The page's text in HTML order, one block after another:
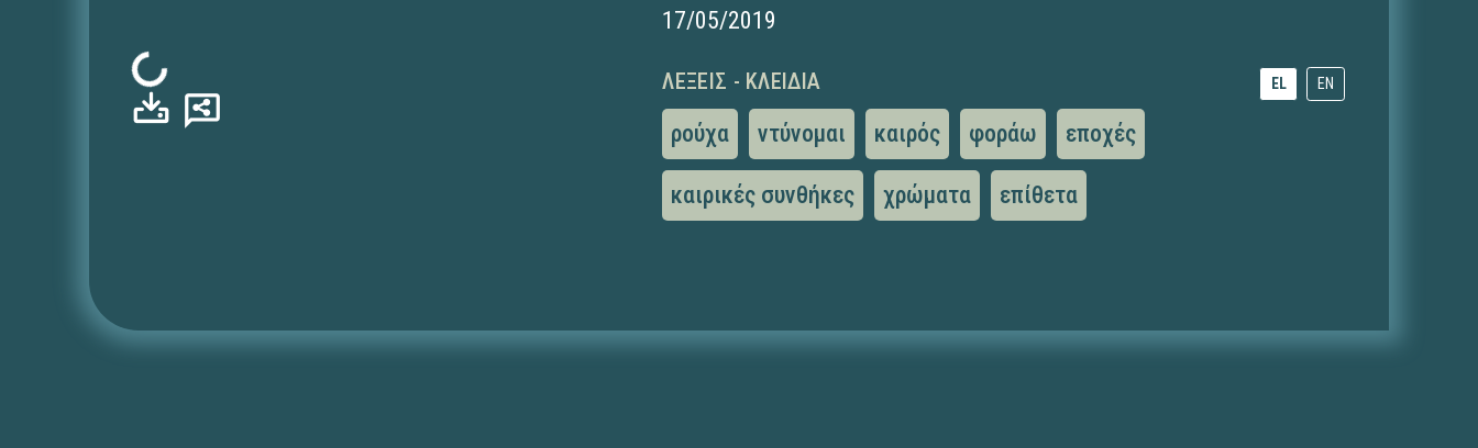
Φόρτωση...
17/05/2019
ΛΈΞΕΙΣ - ΚΛΕΙΔΙΆ EL EN
ρούχα ντύνομαι καιρός φοράω εποχές
καιρικές συνθήκες χρώματα επίθετα